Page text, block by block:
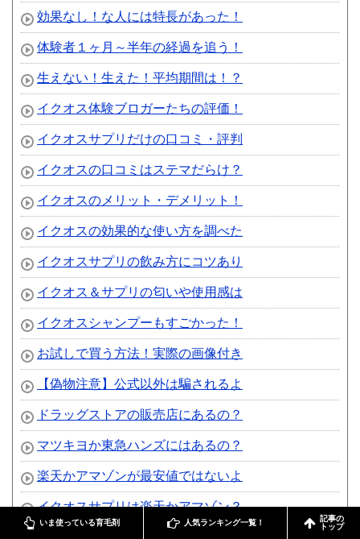
効果なし！な人には特長があった！
体験者１ヶ月～半年の経過を追う！
生えない！生えた！平均期間は！？
イクオス体験ブロガーたちの評価！
イクオスサプリだけの口コミ・評判
イクオスの口コミはステマだらけ？
イクオスのメリット・デメリット！
イクオスの効果的な使い方を調べた
イクオスサプリの飲み方にコツあり
イクオス＆サプリの匂いや使用感は
イクオスシャンプーもすごかった！
お試しで買う方法！実際の画像付き
【偽物注意】公式以外は騙されるよ
ドラッグストアの販売店にあるの？
マツキヨか東急ハンズにはあるの？
楽天かアマゾンが最安値ではないよ
イクオスサプリは楽天かアマゾン？
いま使っている育毛剤 人気ランキング一覧！
記事の
トップ